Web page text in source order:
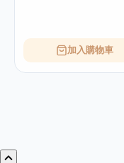
加入購物車